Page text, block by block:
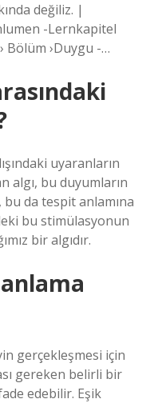
değiliz. |
-Lernkapitel
Bölüm ›Duygu -…
uyaranların
algı, bu duyumların
bu da tespit anlamına
bu stimülasyonun
bir algıdır.
gerçekleşmesi için
gereken belirli bir
edebilir. Eşik